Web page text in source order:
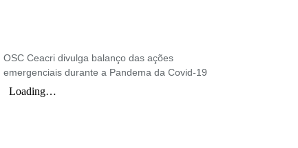
OSC Ceacri divulga balanço das ações
emergenciais durante a Pandema da Covid-19